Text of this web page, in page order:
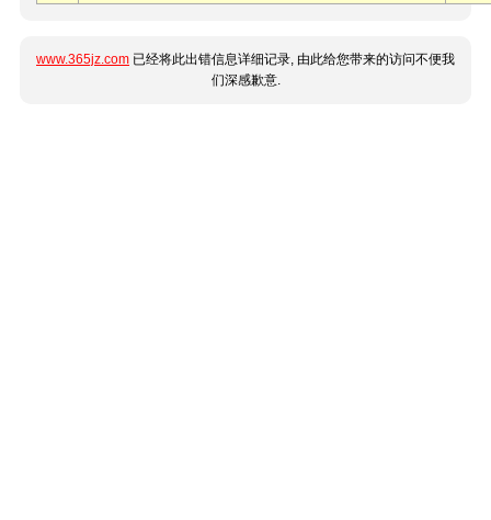
www.365jz.com 已经将此出错信息详细记录, 由此给您带来的访问不便我
们深感歉意.